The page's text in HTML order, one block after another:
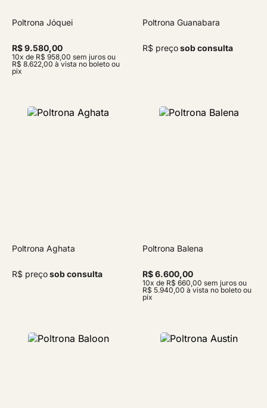
Poltrona Jóquei
R$ 9.580,00
10x de R$ 958,00 sem juros ou
R$ 8.622,00 à vista no boleto ou
pix
Poltrona Guanabara
R$ preçosob consulta
Poltrona Aghata
R$ preçosob consulta
Poltrona Balena
R$ 6.600,00
10x de R$ 660,00 sem juros ou
R$ 5.940,00 à vista no boleto ou
pix